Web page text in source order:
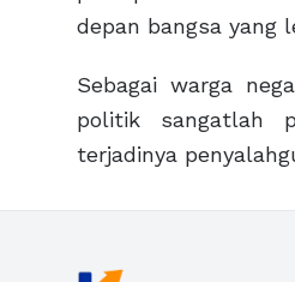
depan bangsa yang
Sebagai warga
politik sangatlah
terjadinya